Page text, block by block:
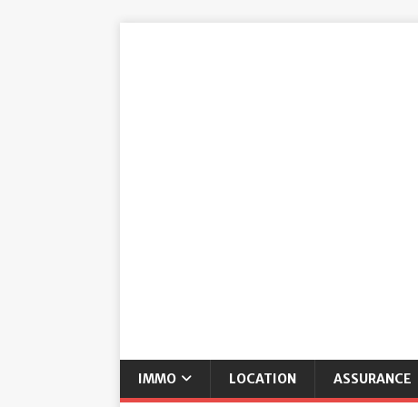
IMMO LOCATION ASSURANCE